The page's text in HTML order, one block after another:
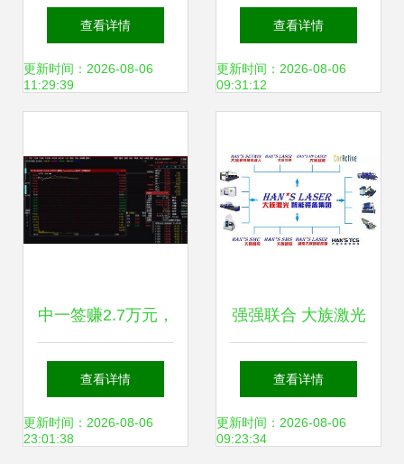
联网流量报告 网络
技术研发驱动下的
查看详情
更新时间：2026-08-06
11:29:39
器行业新闻中的网
络技术研发与市场
查看详情
更新时间：2026-08-06
09:31:12
中一签赚2.7万元，
新股赚钱效应爆棚
背后 网络技术研发
查看详情
更新时间：2026-08-06
23:01:38
强强联合 大族激光
智能装备集团与威
腾斯坦签署战略合
查看详情
更新时间：2026-08-06
09:23:34